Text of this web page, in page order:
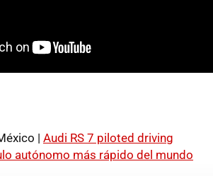
| Audi RS 7 piloted driving
autónomo más rápido del mundo